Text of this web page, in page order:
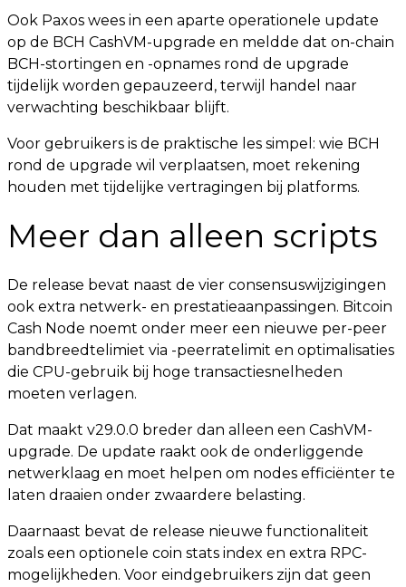
Ook Paxos wees in een aparte operationele update
op de BCH CashVM-upgrade en meldde dat on-chain
BCH-stortingen en -opnames rond de upgrade
tijdelijk worden gepauzeerd, terwijl handel naar
verwachting beschikbaar blijft.
Voor gebruikers is de praktische les simpel: wie BCH
rond de upgrade wil verplaatsen, moet rekening
houden met tijdelijke vertragingen bij platforms.
Meer dan alleen scripts
De release bevat naast de vier consensuswijzigingen
ook extra netwerk- en prestatieaanpassingen. Bitcoin
Cash Node noemt onder meer een nieuwe per-peer
bandbreedtelimiet via -peerratelimit en optimalisaties
die CPU-gebruik bij hoge transactiesnelheden
moeten verlagen.
Dat maakt v29.0.0 breder dan alleen een CashVM-
upgrade. De update raakt ook de onderliggende
netwerklaag en moet helpen om nodes efficiënter te
laten draaien onder zwaardere belasting.
Daarnaast bevat de release nieuwe functionaliteit
zoals een optionele coin stats index en extra RPC-
mogelijkheden. Voor eindgebruikers zijn dat geen